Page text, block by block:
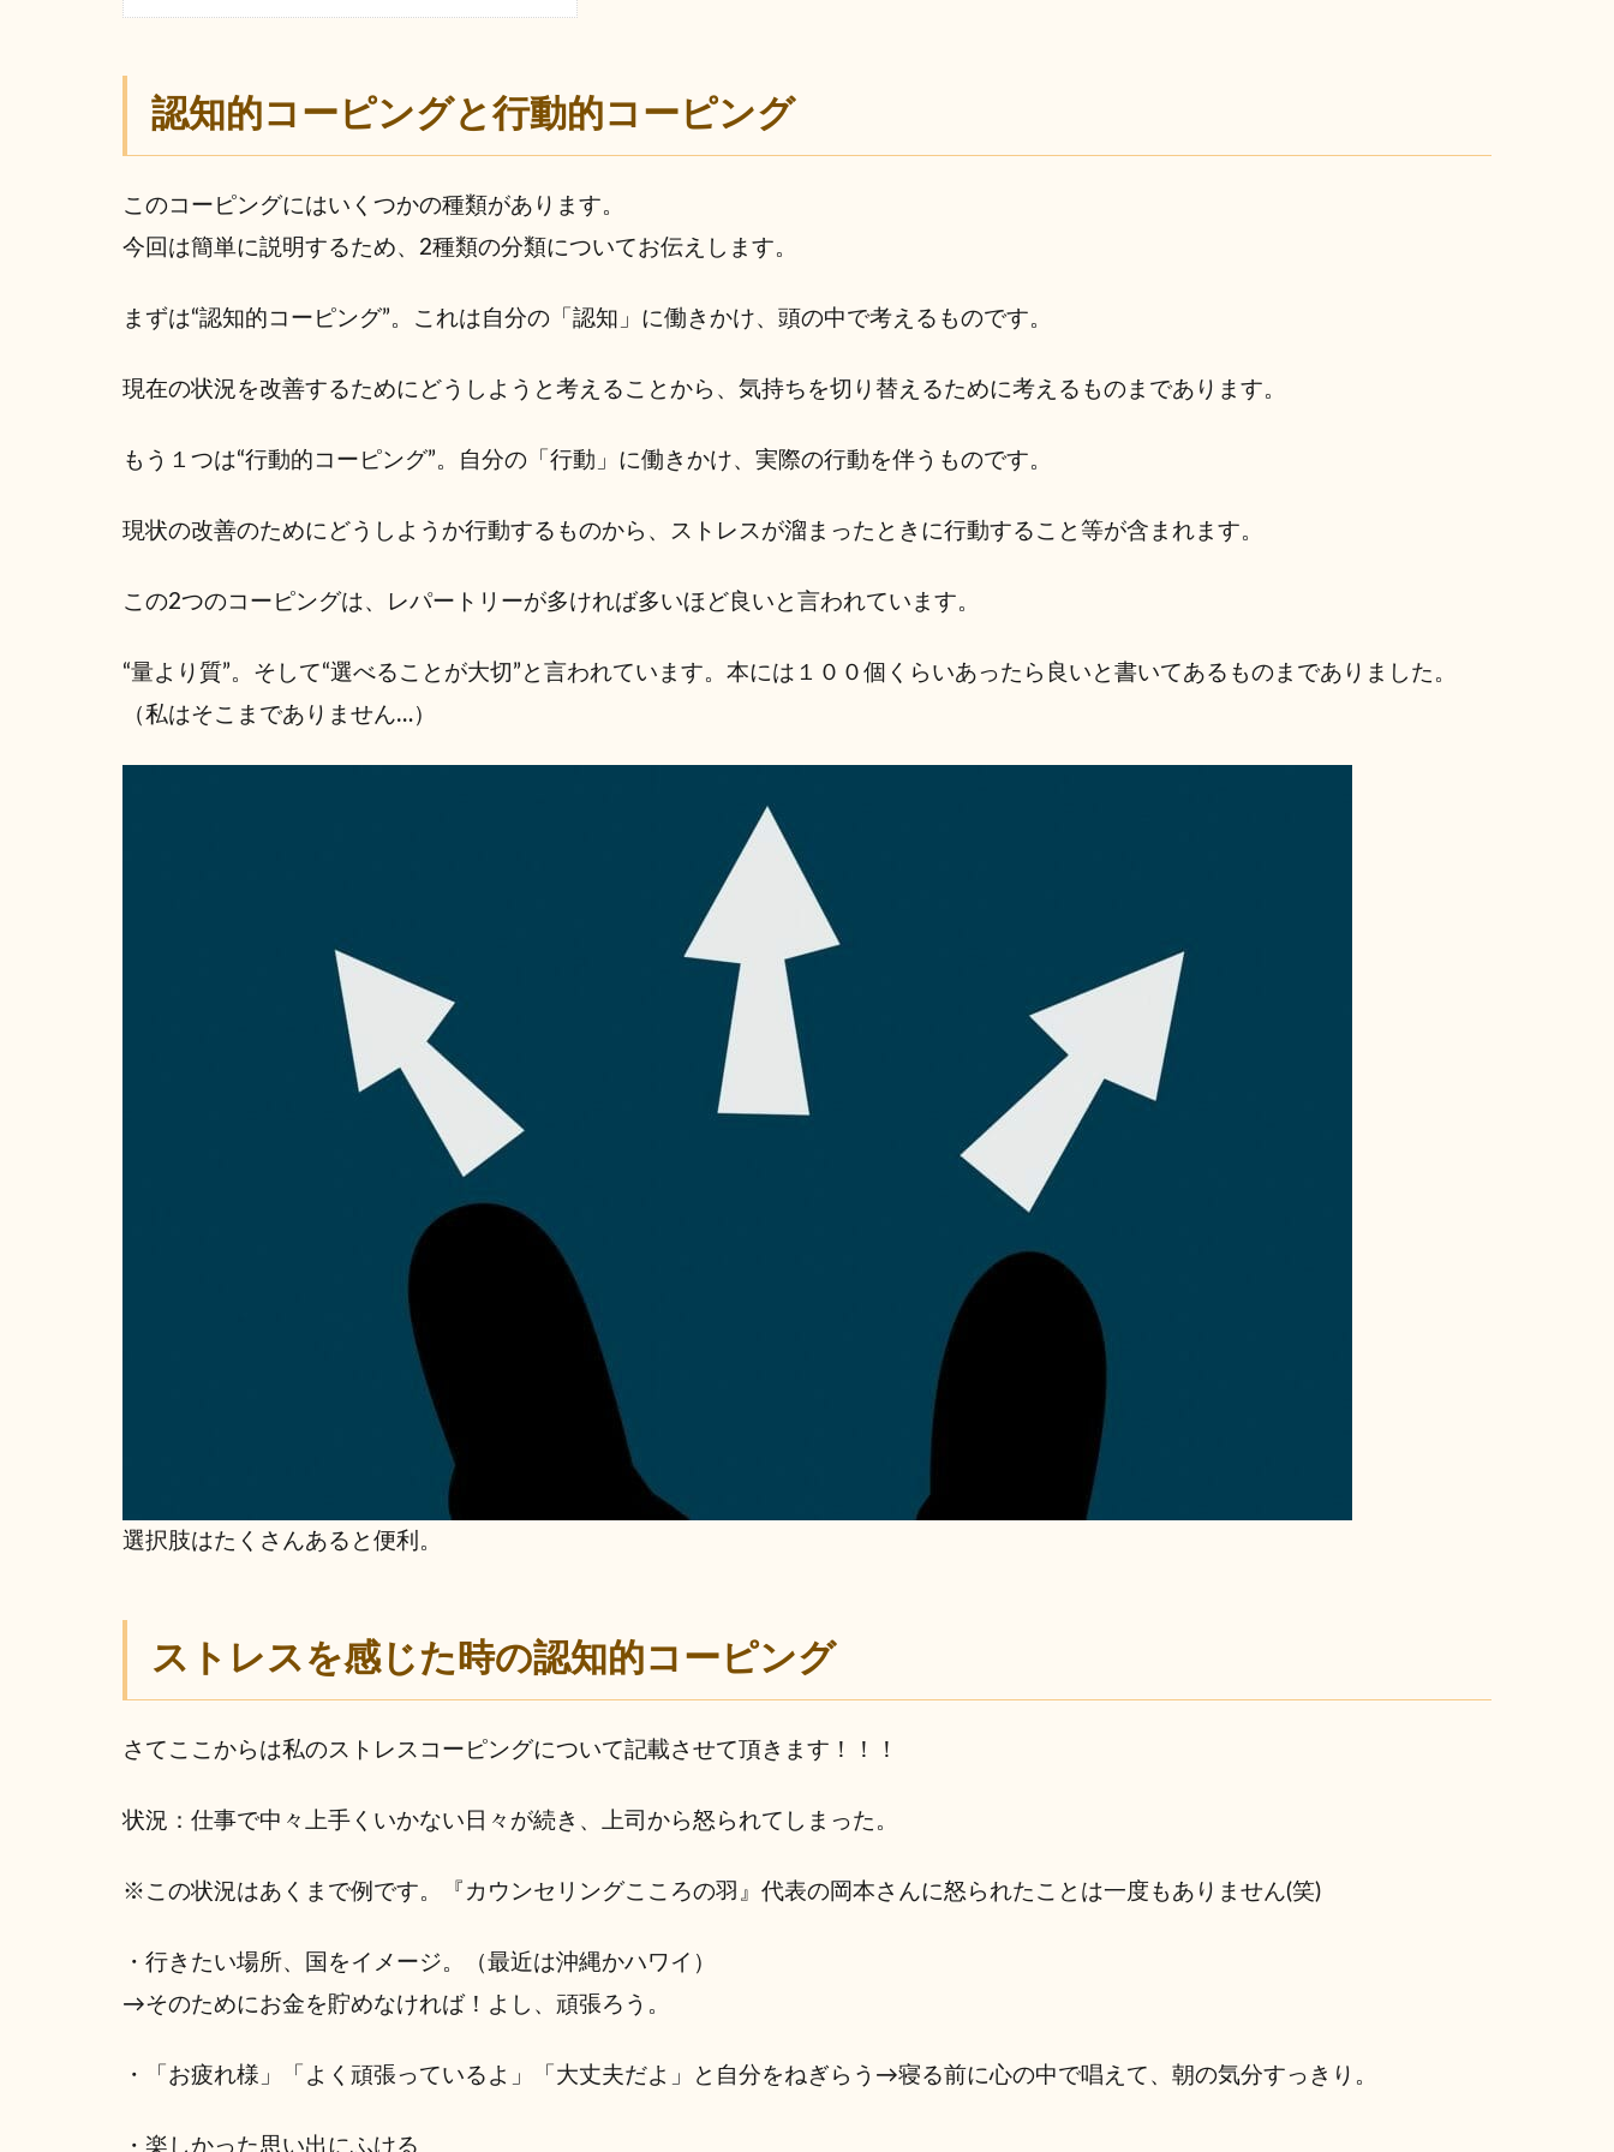
認知的コーピングと行動的コーピング
このコーピングにはいくつかの種類があります。
今回は簡単に説明するため、2種類の分類についてお伝えします。
まずは“認知的コーピング”。これは自分の「認知」に働きかけ、頭の中で考えるものです。
現在の状況を改善するためにどうしようと考えることから、気持ちを切り替えるために考えるものまであります。
もう１つは“行動的コーピング”。自分の「行動」に働きかけ、実際の行動を伴うものです。
現状の改善のためにどうしようか行動するものから、ストレスが溜まったときに行動すること等が含まれます。
この2つのコーピングは、レパートリーが多ければ多いほど良いと言われています。
“量より質”。そして“選べることが大切”と言われています。本には１００個くらいあったら良いと書いてあるものまでありました。
（私はそこまでありません…）
選択肢はたくさんあると便利。
ストレスを感じた時の認知的コーピング
さてここからは私のストレスコーピングについて記載させて頂きます！！！
状況：仕事で中々上手くいかない日々が続き、上司から怒られてしまった。
※この状況はあくまで例です。『カウンセリングこころの羽』代表の岡本さんに怒られたことは一度もありません(笑)
・行きたい場所、国をイメージ。（最近は沖縄かハワイ）
→そのためにお金を貯めなければ！よし、頑張ろう。
・「お疲れ様」「よく頑張っているよ」「大丈夫だよ」と自分をねぎらう→寝る前に心の中で唱えて、朝の気分すっきり。
・楽しかった思い出にふける